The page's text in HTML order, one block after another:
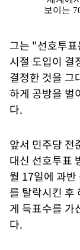
그는 "선호투
시절 도입이
결정한 것을
하게 공방을 벌
다.
앞서 민주당 전
대신 선호투표
월 17일에 과
를 탈락시킨 후
게 득표수를 가
다.